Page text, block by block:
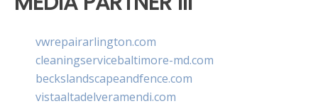
vwrepairarlington.com
cleaningservicebaltimore-md.com
beckslandscapeandfence.com
vistaaltadelveramendi.com